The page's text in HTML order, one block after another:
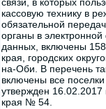
кассовую технику в
обязательной
органы в
данных, включены
края, городских
на-Оби. В перечень
включены все
утвержден 16.02.2017
края № 54.